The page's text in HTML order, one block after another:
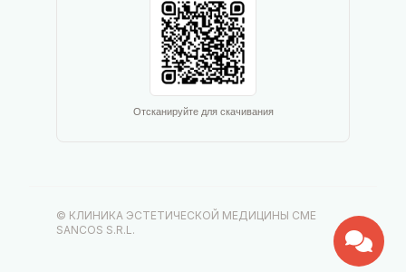
Отсканируйте для скачивания
© КЛИНИКА ЭСТЕТИЧЕСКОЙ МЕДИЦИНЫ CME
SANCOS S.R.L.